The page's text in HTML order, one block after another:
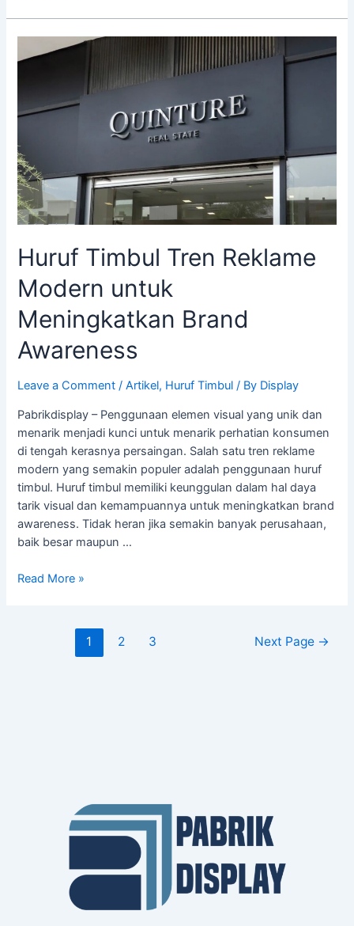
Huruf Timbul Tren Reklame
Modern untuk
Meningkatkan Brand
Awareness
Leave a Comment /Artikel, Huruf Timbul / By Display
Pabrikdisplay – Penggunaan elemen visual yang unik dan
menarik menjadi kunci untuk menarik perhatian konsumen
di tengah kerasnya persaingan. Salah satu tren reklame
modern yang semakin populer adalah penggunaan huruf
timbul. Huruf timbul memiliki keunggulan dalam hal daya
tarik visual dan kemampuannya untuk meningkatkan brand
awareness. Tidak heran jika semakin banyak perusahaan,
baik besar maupun …
Timbul
Reklame
Modern
Meningkatkan
Brand
Awareness
Read More »
1 2 3 Next Page →